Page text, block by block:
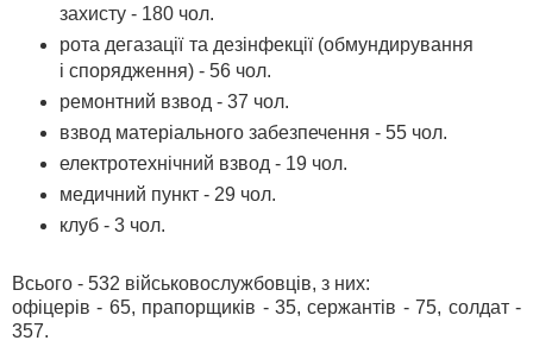
захисту - 180 чол.
рота дегазації та дезінфекції (обмундирування
і спорядження) - 56 чол.
ремонтний взвод - 37 чол.
взвод матеріального забезпечення - 55 чол.
електротехнічний взвод - 19 чол.
медичний пункт - 29 чол.
клуб - 3 чол.
Всього - 532 військовослужбовців, з них:
офіцерів - 65, прапорщиків - 35, сержантів - 75, солдат -
357.